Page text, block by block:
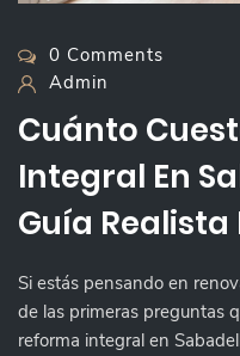
0 Comments
Admin
Cuánto
Integral En
Guía Realista
Si estás pensando en
de las primeras preguntas
reforma integral en